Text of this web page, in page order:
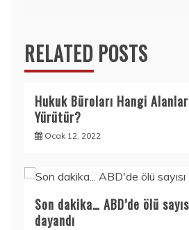
RELATED POSTS
Hukuk Büroları Hangi
Yürütür?
Ocak 12, 2022
Son dakika… ABD’de ölü
dayandı